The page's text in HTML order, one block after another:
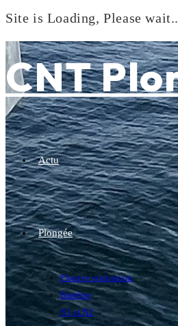
Site is Loading, Please
to
content
CNT
Actu
Plongée
Plongée exploration
Baptême
N1 et N2